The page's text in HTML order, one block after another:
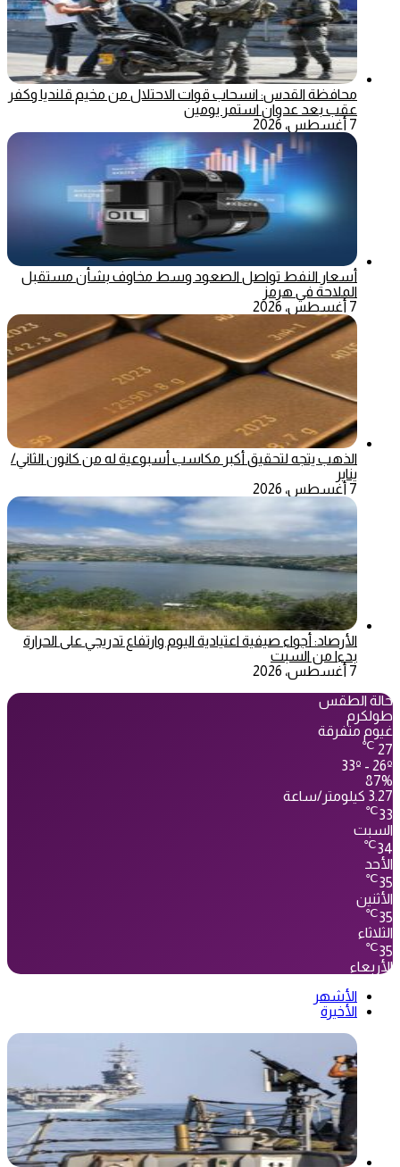
محافظة القدس: انسحاب قوات الاحتلال من مخيم قلنديا وكفر
عقب بعد عدوان استمر يومين
7 أغسطس، 2026
أسعار النفط تواصل الصعود وسط مخاوف بشأن مستقبل
الملاحة في هرمز
7 أغسطس، 2026
الذهب يتجه لتحقيق أكبر مكاسب أسبوعية له من كانون الثاني/
يناير
7 أغسطس، 2026
الأرصاد: أجواء صيفية اعتيادية اليوم وارتفاع تدريجي على الحرارة
بدءا من السبت
7 أغسطس، 2026
حالة الطقس
طولكرم
غيوم متفرقة
27
℃
33º - 26º
87%
3.27 كيلومتر/ساعة
33
℃
السبت
34
℃
الأحد
35
℃
الأثنين
35
℃
الثلاثاء
35
℃
الأربعاء
الأشهر
الأخيرة